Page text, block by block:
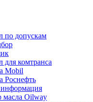
по допускам
для комтранса
Mobil
Роснефть
информация
масла Oilway